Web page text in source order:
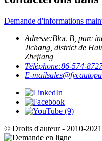
Demande d'informations
Adresse:Bloc B, parc
Jichang, district de
Zhejiang
Téléphone:86-574-
E-mail
© Droits d'auteur - 2010-